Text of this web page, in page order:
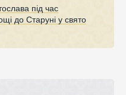
під час
до Старуні у свято